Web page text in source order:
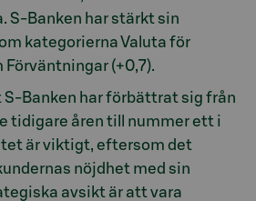
S-Banken har stärkt sin
kategorierna Valuta för
Förväntningar (+0,7).
S-Banken har förbättrat sig från
tidigare åren till nummer ett i
är viktigt, eftersom det
nöjdhet med sin
avsikt är att vara